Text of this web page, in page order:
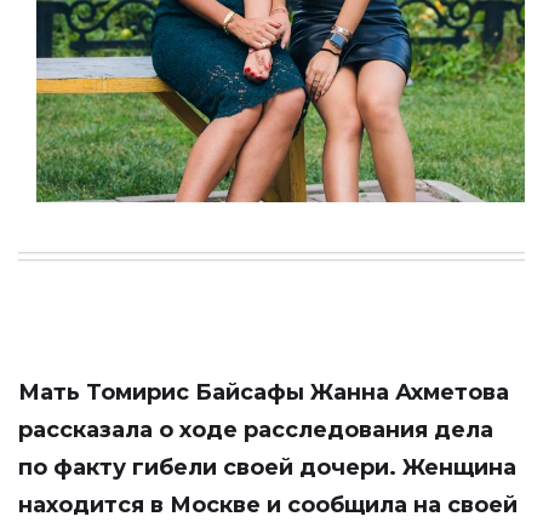
Мать Томирис Байсафы Жанна Ахметова
рассказала о ходе расследования дела
по факту гибели своей дочери. Женщина
находится в Москве и сообщила на своей